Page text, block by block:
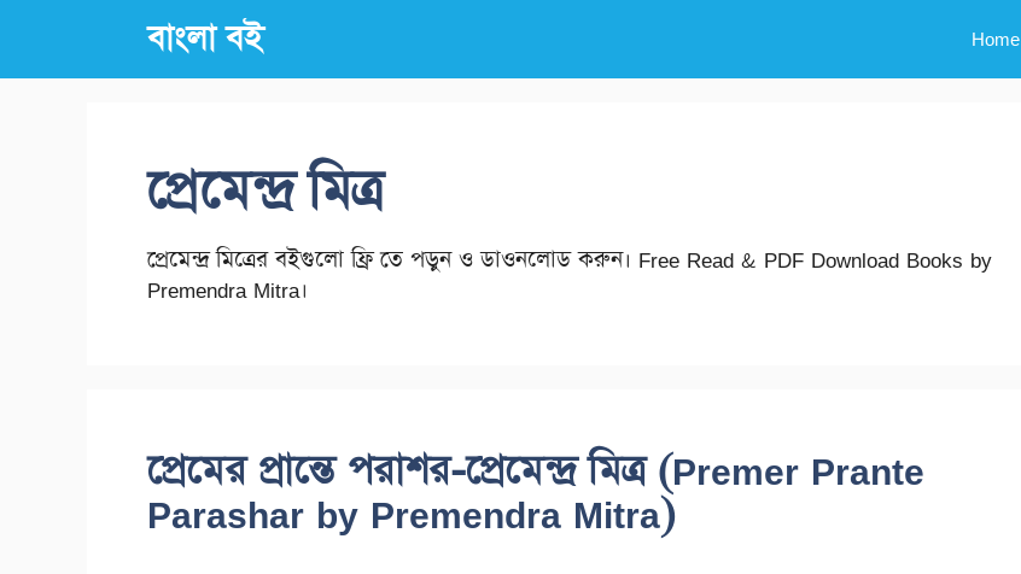
content
বাংলা বই Home
প্রেমেন্দ্র মিত্র
প্রেমেন্দ্র মিত্রের বইগুলো ফ্রি তে পড়ুন ও ডাওনলোড করুন। Free Read & PDF Download Books by
Premendra Mitra।
প্রেমের প্রান্তে পরাশর-প্রেমেন্দ্র মিত্র (Premer Prante
Parashar by Premendra Mitra)